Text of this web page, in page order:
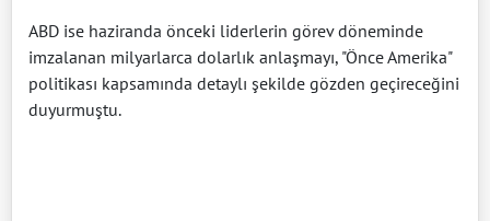
ABD ise haziranda önceki liderlerin görev döneminde
imzalanan milyarlarca dolarlık anlaşmayı, "Önce Amerika"
politikası kapsamında detaylı şekilde gözden geçireceğini
duyurmuştu.